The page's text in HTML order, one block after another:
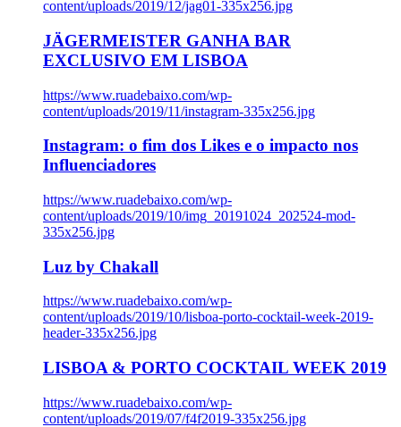
content/uploads/2019/12/jag01-335x256.jpg
JÄGERMEISTER GANHA BAR
EXCLUSIVO EM LISBOA
https://www.ruadebaixo.com/wp-
content/uploads/2019/11/instagram-335x256.jpg
Instagram: o fim dos Likes e o impacto nos
Influenciadores
https://www.ruadebaixo.com/wp-
content/uploads/2019/10/img_20191024_202524-mod-
335x256.jpg
Luz by Chakall
https://www.ruadebaixo.com/wp-
content/uploads/2019/10/lisboa-porto-cocktail-week-2019-
header-335x256.jpg
LISBOA & PORTO COCKTAIL WEEK 2019
https://www.ruadebaixo.com/wp-
content/uploads/2019/07/f4f2019-335x256.jpg